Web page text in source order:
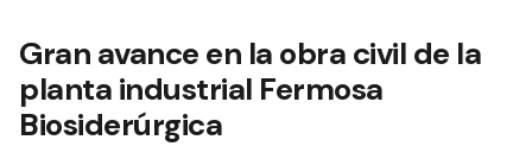
Gran avance en la obra civil de la
planta industrial Fermosa
Biosiderúrgica